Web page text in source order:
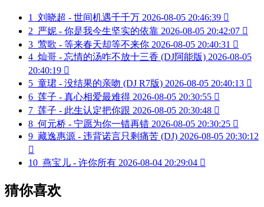
1 刘晓超 - 世间机遇千千万 2026-08-05 20:46:39 
2 严妮 - 你是我今生坚实的依靠 2026-08-05 20:42:07 
3 莺歌 - 等来春天却等不来你 2026-08-05 20:40:31 
4 灿哥 - 忘情的汤咋不放十三香 (DJ阿能版) 2026-08-05
20:40:19 
5 童珺 - 没结果的亲吻 (DJ R7版) 2026-08-05 20:40:13 
6 莲子 - 真心相爱最难得 2026-08-05 20:30:55 
7 莲子 - 此生认定把你跟 2026-08-05 20:30:48 
8 何元桥 - 宁愿为你一错再错 2026-08-05 20:30:25 
9 藏逸惠源 - 违背诺言只剩痛苦 (DJ) 2026-08-05 20:30:12

10 燕宝儿 - 许你所有 2026-08-04 20:29:04 
猜你喜欢